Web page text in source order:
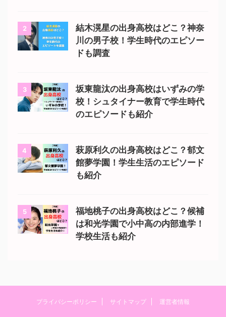
2
結木滉星の出身高校はどこ？神奈
川の男子校！学生時代のエピソー
ドも調査
3
坂東龍汰の出身高校はいずみの学
校！シュタイナー教育で学生時代
のエピソードも紹介
4
萩原利久の出身高校はどこ？郁文
館夢学園！学生生活のエピソード
も紹介
5
福地桃子の出身高校はどこ？候補
は和光学園で小中高の内部進学！
学校生活も紹介
プライバシーポリシー サイトマップ 運営者情報